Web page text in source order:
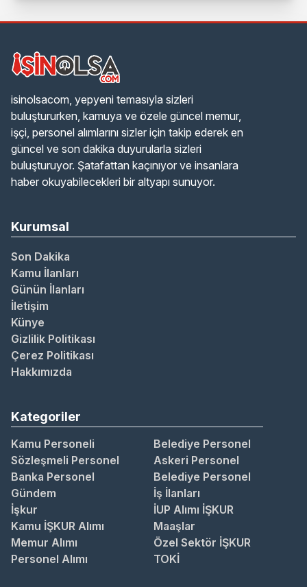
isinolsacom, yepyeni temasıyla sizleri
buluştururken, kamuya ve özele güncel memur,
işçi, personel alımlarını sizler için takip ederek en
güncel ve son dakika duyurularla sizleri
buluşturuyor. Şatafattan kaçınıyor ve insanlara
haber okuyabilecekleri bir altyapı sunuyor.
Kurumsal
Son Dakika
Kamu İlanları
Günün İlanları
İletişim
Künye
Gizlilik Politikası
Çerez Politikası
Hakkımızda
Kategoriler
Kamu Personeli
Belediye Personel
Sözleşmeli Personel
Askeri Personel
Banka Personel
Belediye Personel
Gündem
İş İlanları
İşkur
İUP Alımı İŞKUR
Kamu İŞKUR Alımı
Maaşlar
Memur Alımı
Özel Sektör İŞKUR
Personel Alımı
TOKİ